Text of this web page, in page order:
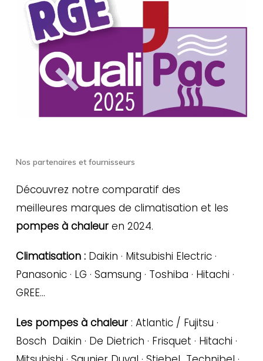
Nos partenaires et fournisseurs
Découvrez notre comparatif des
meilleures marques de climatisation et les
pompes à chaleur en 2024.
Climatisation :Daikin · Mitsubishi Electric ·
Panasonic · LG · Samsung · Toshiba · Hitachi ·
GREE…
Les pompes à chaleur: Atlantic / Fujitsu ·
Bosch Daikin · De Dietrich · Frisquet · Hitachi ·